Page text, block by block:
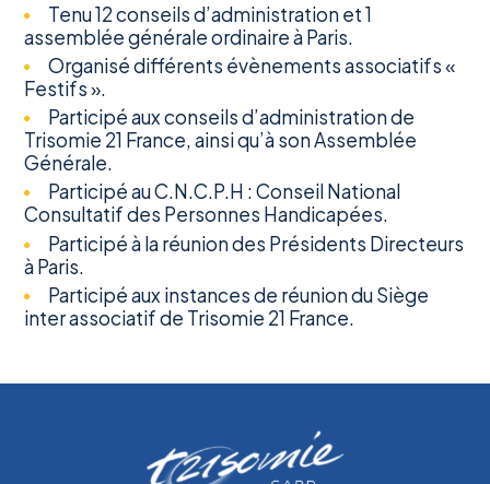
Tenu 12 conseils d’administration et 1
assemblée générale ordinaire à Paris.
Organisé différents évènements associatifs «
Festifs ».
Participé aux conseils d’administration de
Trisomie 21 France, ainsi qu’à son Assemblée
Générale.
Participé au C.N.C.P.H : Conseil National
Consultatif des Personnes Handicapées.
Participé à la réunion des Présidents Directeurs
à Paris.
Participé aux instances de réunion du Siège
inter associatif de Trisomie 21 France.